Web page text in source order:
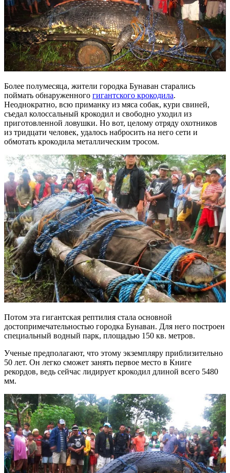
Более полумесяца, жители городка Бунаван старались
поймать обнаруженного гигантского крокодила.
Неоднократно, всю приманку из мяса собак, кури свиней,
съедал колоссальный крокодил и свободно уходил из
приготовленной ловушки. Но вот, целому отряду охотников
из тридцати человек, удалось набросить на него сети и
обмотать крокодила металлическим тросом.
Потом эта гигантская рептилия стала основной
достопримечательностью городка Бунаван. Для него построен
специальный водный парк, площадью 150 кв. метров.
Ученые предполагают, что этому экземпляру приблизительно
50 лет. Он легко сможет занять первое место в Книге
рекордов, ведь сейчас лидирует крокодил длиной всего 5480
мм.